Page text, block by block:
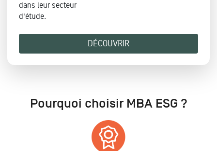
dans leur secteur
d'étude.
DÉCOUVRIR
Pourquoi choisir MBA ESG ?